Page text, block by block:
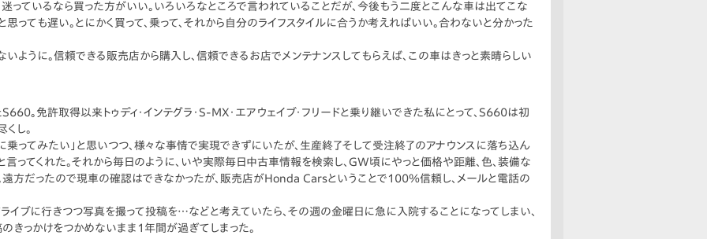
っているなら買った方がいい。いろいろなところで言われていることだが、今後もう二度とこんな車は出てこな
思っても遅い。とにかく買って、乗って、それから自分のライフスタイルに合うか考えればいい。合わないと分かった
いように。信頼できる販売店から購入し、信頼できるお店でメンテナンスしてもらえば、この車はきっと素晴らしい
。免許取得以来トゥディ・インテグラ・S-MX・エアウェイブ・フリードと乗り継いできた私にとって、S660は初
し。
乗ってみたい」と思いつつ、様々な事情で実現できずにいたが、生産終了そして受注終了のアナウンスに落ち込ん
言ってくれた。それから毎日のように、いや実際毎日中古車情報を検索し、GW頃にやっと価格や距離、色、装備な
方だったので現車の確認はできなかったが、販売店がHonda Carsということで100％信頼し、メールと電話の
イブに行きつつ写真を撮って投稿を…などと考えていたら、その週の金曜日に急に入院することになってしまい、
きっかけをつかめないまま1年間が過ぎてしまった。